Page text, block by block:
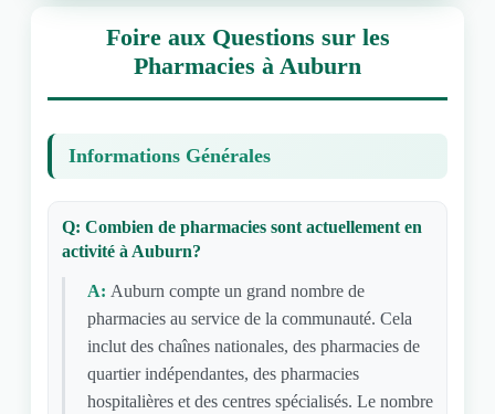
Foire aux Questions sur les
Pharmacies à Auburn
Informations Générales
Q: Combien de pharmacies sont actuellement en
activité à Auburn?
A: Auburn compte un grand nombre de
pharmacies au service de la communauté. Cela
inclut des chaînes nationales, des pharmacies de
quartier indépendantes, des pharmacies
hospitalières et des centres spécialisés. Le nombre